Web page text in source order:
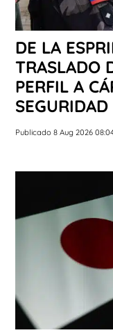
DE LA
TRASLADO
PERFIL A
SEGURIDAD
Publicado 8 Aug 2026